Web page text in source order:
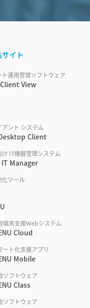
イト
ト運用管理ソフトウェア
View
ント システム
Client
け IT機器管理システム
IT Manager
化ツール
端末支援Webシステム
Cloud
ート化支援アプリ
Mobile
ソフトウェア
Class
ソフトウェア